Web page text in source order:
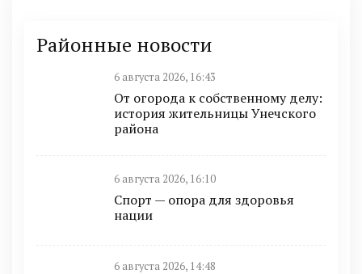
Районные новости
6 августа 2026, 16:43
От огорода к собственному делу:
история жительницы Унечского
района
6 августа 2026, 16:10
Спорт — опора для здоровья
нации
6 августа 2026, 14:48